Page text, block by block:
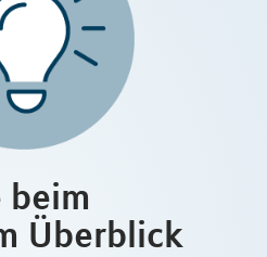
beim
Überblick